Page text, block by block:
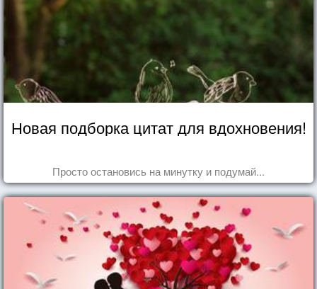
Новая подборка цитат для вдохновения!
Просто остановись на минутку и подумай...